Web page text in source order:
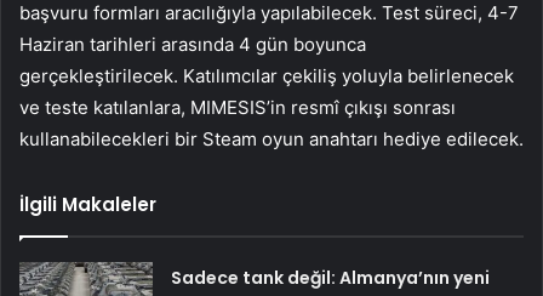
başvuru formları aracılığıyla yapılabilecek. Test süreci, 4-7
Haziran tarihleri arasında 4 gün boyunca
gerçekleştirilecek. Katılımcılar çekiliş yoluyla belirlenecek
ve teste katılanlara, MIMESIS’in resmî çıkışı sonrası
kullanabilecekleri bir Steam oyun anahtarı hediye edilecek.
İlgili Makaleler
Sadece tank değil: Almanya’nın yeni